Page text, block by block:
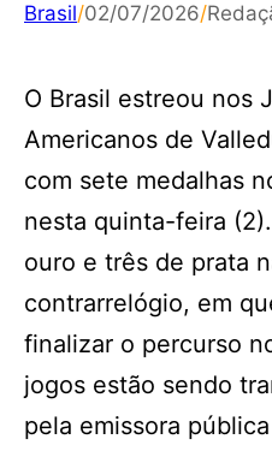
Brasil/02/07/2026/
O Brasil estreou nos
Americanos de
com sete medalhas
nesta quinta-feira
ouro e três de prata
contrarrelógio, em
finalizar o percurso
jogos estão sendo
pela emissora